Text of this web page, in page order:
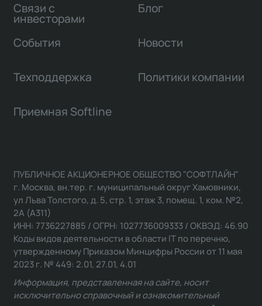
Связи с
инвесторами
Блог
События Новости
Техподдержка Политики компании
Приемная Softline
ПУБЛИЧНОЕ АКЦИОНЕРНОЕ ОБЩЕСТВО "СОФТЛАЙН"
г. Москва, вн.тер. г. муниципальный округ Хамовники,
ул Льва Толстого, д. 5, стр. 1, этаж 3, помещ. 1, ком. №2,
2А (А311)
ИНН: 7736227885 / ОГРН: 1027736009333 / ОКВЭД: 46.90
Коды видов деятельности в области IT по перечню,
утвержденному Приказом Минцифры России от 11 мая
2023 г. № 449: 2.01, 27.01, 4.01
Информация, представленная на сайте, носит
исключительно справочный и ознакомительный